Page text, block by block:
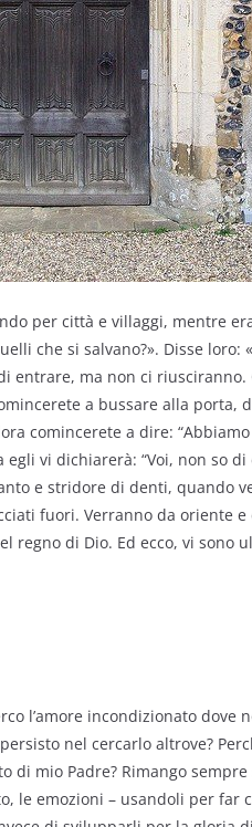
per città e villaggi, mentre
che si salvano?». Disse
entrare, ma non ci
a bussare alla porta,
comincerete a dire:
egli vi dichiarerà: “Voi, non so
e stridore di denti, quando
fuori. Verranno da oriente
regno di Dio. Ed ecco, vi
l’amore incondizionato dove
nel cercarlo altrove?
di mio Padre? Rimango
le emozioni – usandoli per far